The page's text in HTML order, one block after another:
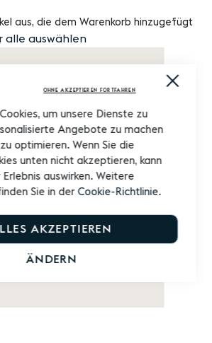
Close
um unsere Dienste zu
Angebote zu machen
optimieren. Wenn Sie die
unten nicht akzeptieren, kann
auswirken. Weitere
Sie in derCookie-Richtlinie.
AKZEPTIEREN
ÄNDERN
OHNE AKZEPTIEREN FORTFAHREN
aus, die dem Warenkorb hinzugefügt
alle auswählen